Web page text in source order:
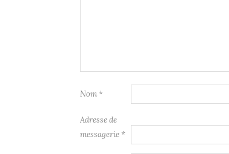
Nom *
Adresse de
messagerie *